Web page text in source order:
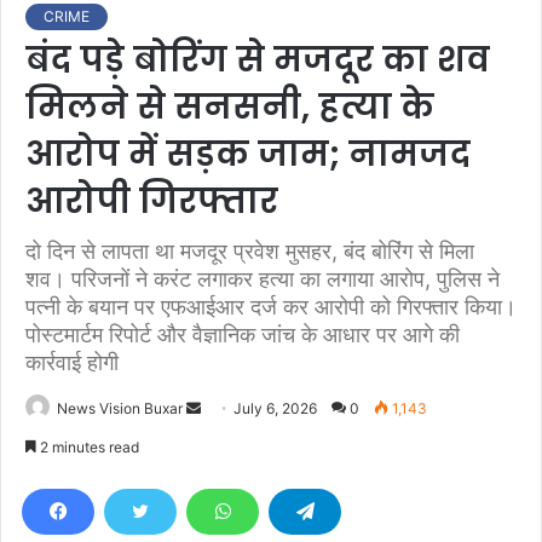
CRIME
बंद पड़े बोरिंग से मजदूर का शव
मिलने से सनसनी, हत्या के
आरोप में सड़क जाम; नामजद
आरोपी गिरफ्तार
दो दिन से लापता था मजदूर प्रवेश मुसहर, बंद बोरिंग से मिला
शव। परिजनों ने करंट लगाकर हत्या का लगाया आरोप, पुलिस ने
पत्नी के बयान पर एफआईआर दर्ज कर आरोपी को गिरफ्तार किया।
पोस्टमार्टम रिपोर्ट और वैज्ञानिक जांच के आधार पर आगे की
कार्रवाई होगी
News Vision Buxar
d
July 6, 2026 0 1,143
2 minutes read